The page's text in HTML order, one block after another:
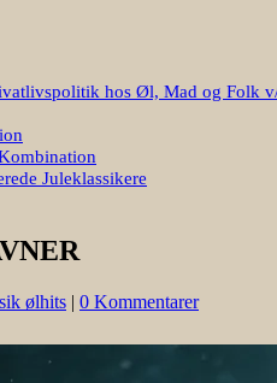
hos Øl, Mad og Folk
Juleklassikere
ølhits | 0 Kommentarer